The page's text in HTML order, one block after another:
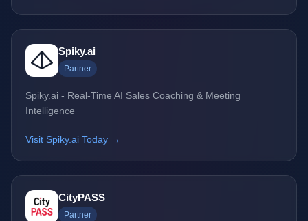
Spiky.ai
Partner
Spiky.ai - Real-Time AI Sales Coaching & Meeting
Intelligence
Visit Spiky.ai Today →
CityPASS
Partner